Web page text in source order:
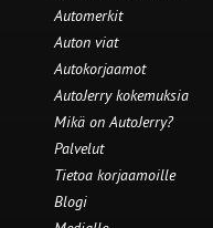
Automerkit
Auton viat
Autokorjaamot
AutoJerry kokemuksia
Mikä on AutoJerry?
Palvelut
Tietoa korjaamoille
Blogi